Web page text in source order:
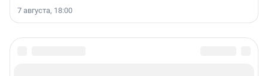
7 августа, 18:00